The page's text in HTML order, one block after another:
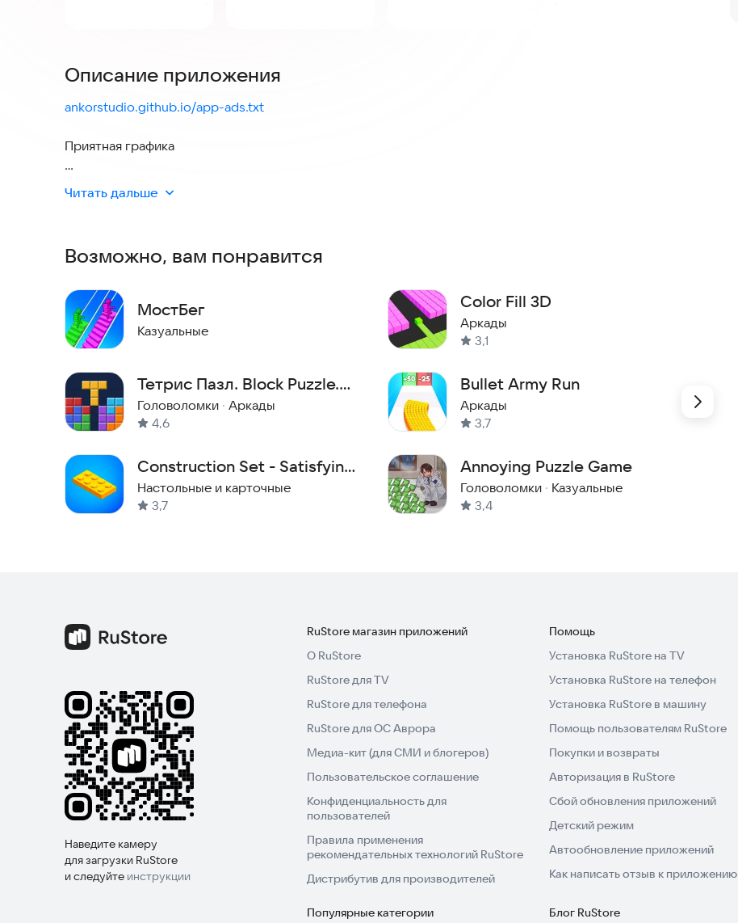
Описание приложения
ankorstudio.github.io/app-ads.txt
Приятная графика
Малый вес игры и быстрая загрузка
Читать дальше
Возможно, вам понравится
МостБег
Казуальные
Тетрис Пазл. Block Puzzle.
Блок Пазл
Головоломки · Аркады
4,6
Construction Set - Satisfying
Constructor Game
Настольные и карточные
3,7
Color Fill 3D
Аркады
3,1
Bullet Army Run
Аркады
3,7
Annoying Puzzle Game
Головоломки · Казуальные
3,4
Наведите камеру
для загрузки RuStore
и следуйте инструкции
RuStore магазин приложений
О RuStore
RuStore для TV
RuStore для телефона
RuStore для ОС Аврора
Медиа-кит (для СМИ и блогеров)
Пользовательское соглашение
Конфиденциальность для
пользователей
Правила применения
рекомендательных технологий RuStore
Дистрибутив для производителей
Помощь
Установка RuStore на TV
Установка RuStore на телефон
Установка RuStore в машину
Помощь пользователям RuStore
Покупки и возвраты
Авторизация в RuStore
Сбой обновления приложений
Детский режим
Автообновление приложений
Как написать отзыв к приложению
Популярные категории Блог RuStore